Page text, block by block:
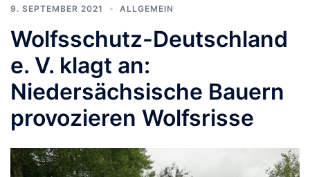
9. SEPTEMBER 2021 ALLGEMEIN
Wolfsschutz-Deutschland
e. V. klagt an:
Niedersächsische Bauern
provozieren Wolfsrisse